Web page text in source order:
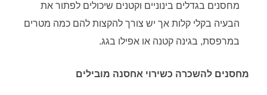
מחסנים בגדלים בינוניים וקטנים שיכולים לפתור את
הבעיה בקלי קלות אך יש צורך להקצות להם כמה מטרים
במרפסת, בגינה קטנה או אפילו בגג.
מחסנים להשכרה כשירוי אחסנה מובילים